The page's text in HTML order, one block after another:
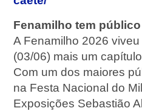
Fenamilho tem
A Fenamilho 2026
(03/06) mais um
Com um dos maiores
na Festa Nacional do
Exposições Sebastião